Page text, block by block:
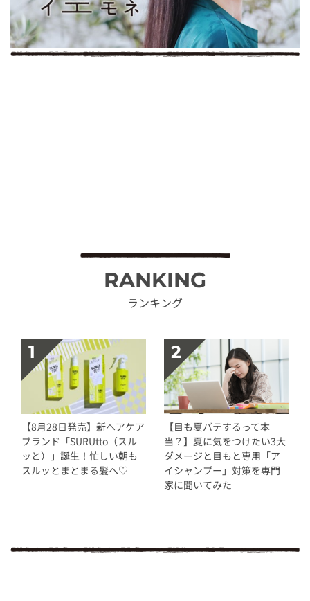
RANKING
ランキング
【8月28日発売】新ヘアケア
ブランド「SURUtto（スル
ッと）」誕生！忙しい朝も
スルッとまとまる髪へ♡
【目も夏バテするって本
当？】夏に気をつけたい3大
ダメージと目もと専用「ア
イシャンプー」対策を専門
家に聞いてみた